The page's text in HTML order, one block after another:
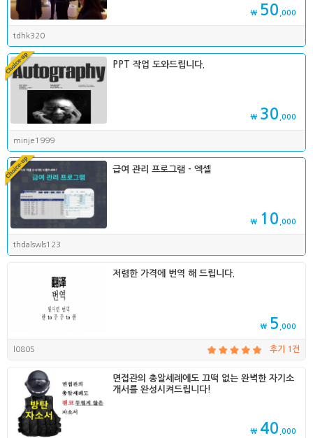
₩ 50 ,000
tdhk320
PPT 작업 도와드립니다.
₩ 30 ,000
minje1999
급여 관리 프로그램 - 엑셀
₩ 10 ,000
thdalswls123
저렴한 가격에 번역 해 드립니다.
₩ 5 ,000
l0805 후기 1건
면접관의 총알세례에도 끄떡 없는 완벽한 자기소
개서를 완성시켜드립니다!
₩ 40 ,000